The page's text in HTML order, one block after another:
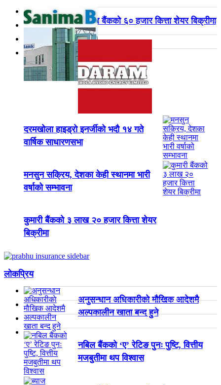
सानिमा बैंकको ६० हजार कित्ता शेयर बिक्रीमा
दरमखोला हाइड्रो इनर्जीको भदौ १४ गते
वार्षिक साधारणसभा
मनसुन सक्रिय, देशका केही स्थानमा भारी
वर्षाको सम्भावना
कुमारी बैंकको ३ लाख २० हजार कित्ता शेयर
बिक्रीमा
लाेकप्रिय
अनुसन्धान अधिकारीकाे माैखिक आदेशमै
अल्पकालीन खाता बन्द हुने
नबिल बैंकको ‘ए’ रेटिङ पुनः पुष्टि, वित्तीय
मजबुतीमा थप विश्वास